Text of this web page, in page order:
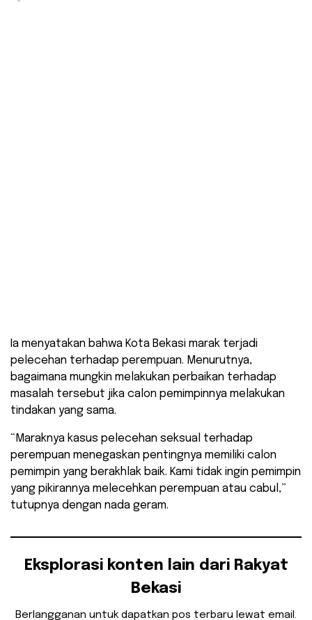
Ia menyatakan bahwa Kota Bekasi marak terjadi
pelecehan terhadap perempuan. Menurutnya,
bagaimana mungkin melakukan perbaikan terhadap
masalah tersebut jika calon pemimpinnya melakukan
tindakan yang sama.
“Maraknya kasus pelecehan seksual terhadap
perempuan menegaskan pentingnya memiliki calon
pemimpin yang berakhlak baik. Kami tidak ingin pemimpin
yang pikirannya melecehkan perempuan atau cabul,”
tutupnya dengan nada geram.
Eksplorasi konten lain dari Rakyat
Bekasi
Berlangganan untuk dapatkan pos terbaru lewat email.